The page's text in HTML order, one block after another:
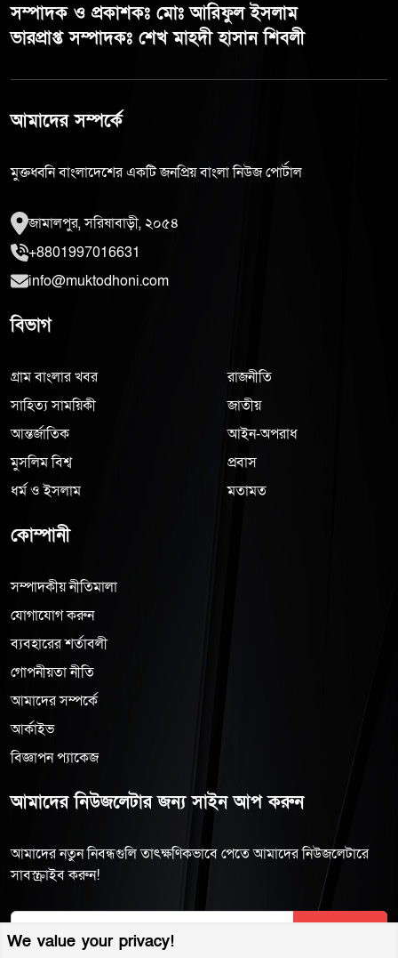
সম্পাদক ও প্রকাশকঃ মোঃ আরিফুল ইসলাম
ভারপ্রাপ্ত সম্পাদকঃ শেখ মাহদী হাসান শিবলী
আমাদের সম্পর্কে
মুক্তধ্বনি বাংলাদেশের একটি জনপ্রিয় বাংলা নিউজ পোর্টাল
জামালপুর, সরিষাবাড়ী, ২০৫৪
+8801997016631
info@muktodhoni.com
বিভাগ
গ্রাম বাংলার খবর
সাহিত্য সাময়িকী
আন্তর্জাতিক
মুসলিম বিশ্ব
ধর্ম ও ইসলাম
রাজনীতি
জাতীয়
আইন-অপরাধ
প্রবাস
মতামত
কোম্পানী
সম্পাদকীয় নীতিমালা
যোগাযোগ করুন
ব্যবহারের শর্তাবলী
গোপনীয়তা নীতি
আমাদের সম্পর্কে
আর্কাইভ
বিজ্ঞাপন প্যাকেজ
আমাদের নিউজলেটার জন্য সাইন আপ করুন
আমাদের নতুন নিবন্ধগুলি তাৎক্ষণিকভাবে পেতে আমাদের নিউজলেটারে
সাবস্ক্রাইব করুন!
We value your privacy!